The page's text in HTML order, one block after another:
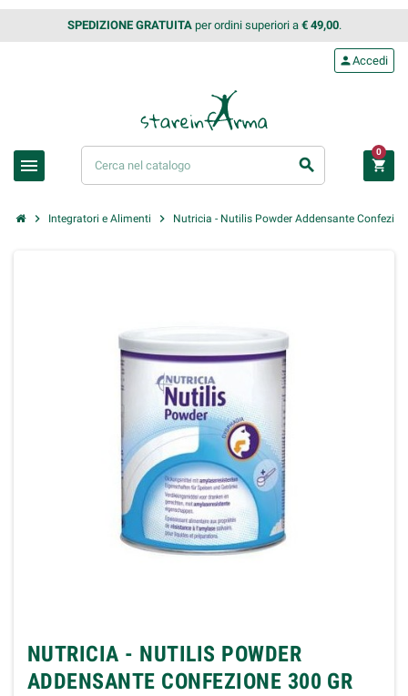
SPEDIZIONE GRATUITAper ordini superiori a € 49,00.
menu search
personAccedi
shopping_cart
0
chevron_right Integratori e Alimenti chevron_right Nutricia - Nutilis Powder Addensante
NUTRICIA - NUTILIS POWDER
ADDENSANTE CONFEZIONE 300 GR